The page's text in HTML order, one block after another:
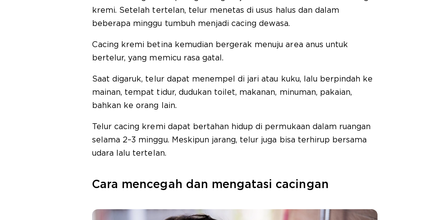
kremi. Setelah tertelan, telur menetas di usus halus dan dalam
beberapa minggu tumbuh menjadi cacing dewasa.
Cacing kremi betina kemudian bergerak menuju area anus untuk
bertelur, yang memicu rasa gatal.
Saat digaruk, telur dapat menempel di jari atau kuku, lalu berpindah ke
mainan, tempat tidur, dudukan toilet, makanan, minuman, pakaian,
bahkan ke orang lain.
Telur cacing kremi dapat bertahan hidup di permukaan dalam ruangan
selama 2–3 minggu. Meskipun jarang, telur juga bisa terhirup bersama
udara lalu tertelan.
Cara mencegah dan mengatasi cacingan